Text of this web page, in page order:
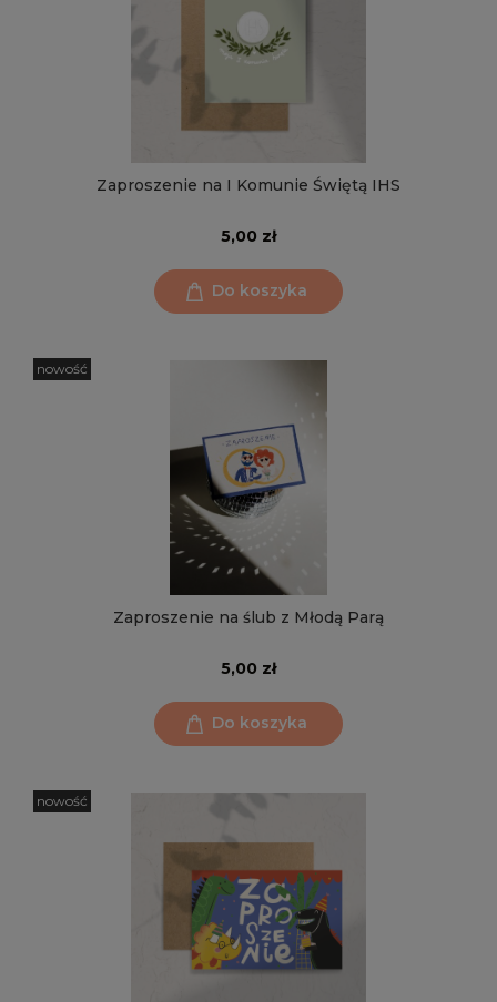
Zaproszenie na I Komunie Świętą IHS
5,00 zł
Do koszyka
Zaproszenie na ślub z Młodą Parą
5,00 zł
Do koszyka
nowość
nowość